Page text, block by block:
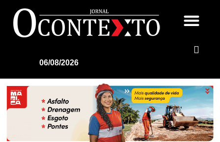
06/08/2026